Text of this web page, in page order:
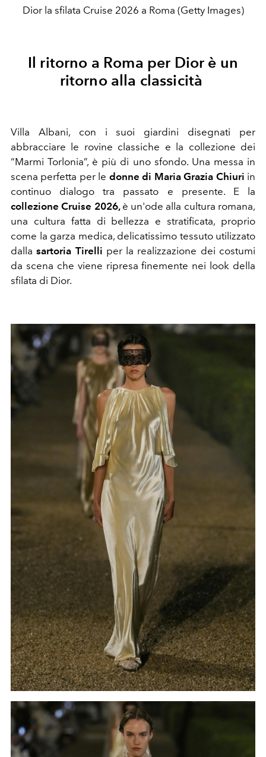
Dior la sfilata Cruise 2026 a Roma (Getty Images)
Il ritorno a Roma per Dior è un
ritorno alla classicità
Villa Albani, con i suoi giardini disegnati per
abbracciare le rovine classiche e la collezione dei
“Marmi Torlonia”, è più di uno sfondo. Una messa in
scena perfetta per le donne di Maria Grazia Chiuri in
continuo dialogo tra passato e presente. E la
collezione Cruise 2026, è un'ode alla cultura romana,
una cultura fatta di bellezza e stratificata, proprio
come la garza medica, delicatissimo tessuto utilizzato
dallasartoria Tirelli per la realizzazione dei costumi
da scena che viene ripresa finemente nei look della
sfilata di Dior.